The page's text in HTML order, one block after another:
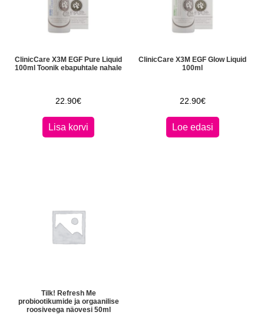
ClinicCare X3M EGF Pure Liquid
100ml Toonik ebapuhtale nahale
22.90€
Lisa korvi
ClinicCare X3M EGF Glow Liquid
100ml
22.90€
Loe edasi
Tilk! Refresh Me
probiootikumide ja orgaanilise
roosiveega näovesi 50ml